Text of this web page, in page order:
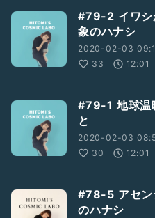
#79-2 イワシ
象のハナシ
2020-02-03
33
12:01
#79-1 地球温
と
2020-02-03
30
12:01
#78-5 アセン
のハナシ